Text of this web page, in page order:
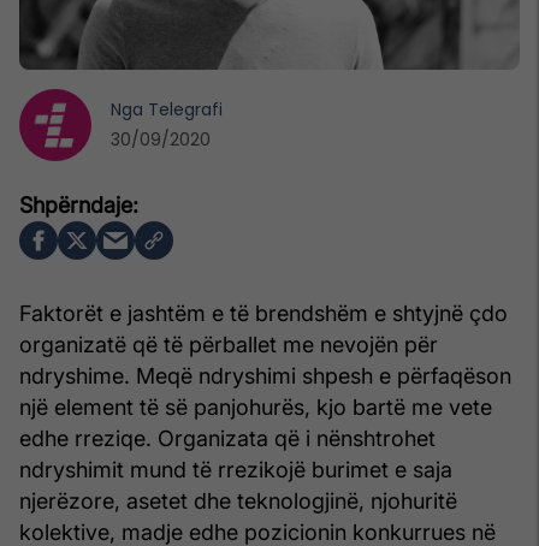
Faktorët e jashtëm e të brendshëm e shtyjnë çdo
organizatë që të përballet me nevojën për
ndryshime. Meqë ndryshimi shpesh e përfaqëson
një element të së panjohurës, kjo bartë me vete
edhe rreziqe. Organizata që i nënshtrohet
ndryshimit mund të rrezikojë burimet e saja
njerëzore, asetet dhe teknologjinë, njohuritë
kolektive, madje edhe pozicionin konkurrues në
Nga Telegrafi
30/09/2020